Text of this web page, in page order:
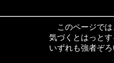
このページでは
気づくとはっと
いずれも強者ぞ